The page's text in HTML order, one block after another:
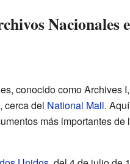
Nacionales
conocido como Archives
, cerca del National Mall.
más importantes de